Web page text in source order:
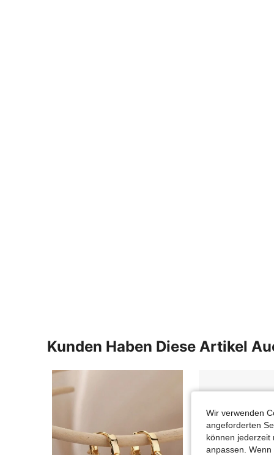
Kunden Haben Diese Artikel
Wir verwenden
angeforderten
können jederzeit
anpassen.